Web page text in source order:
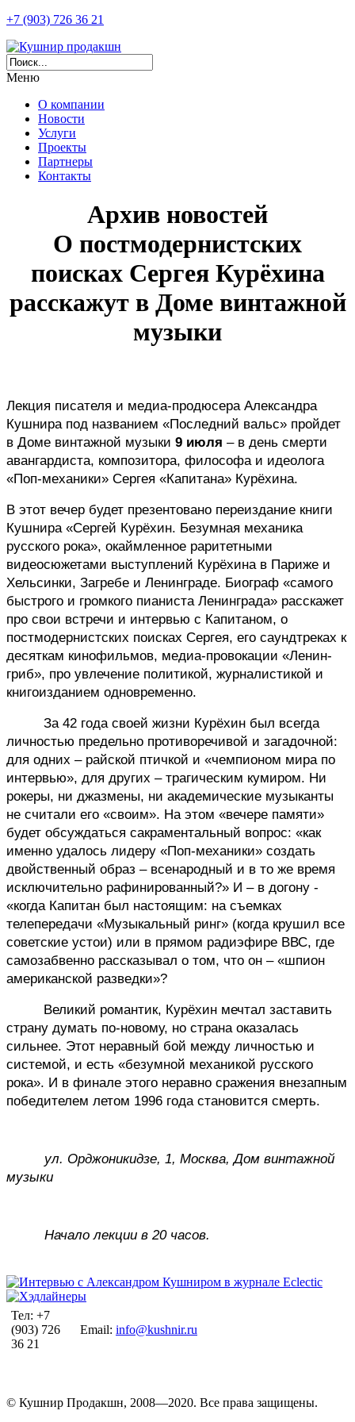
+7 (903) 726 36 21
Меню
О компании
Новости
Услуги
Проекты
Партнеры
Контакты
Архив новостей
О постмодернистских
поисках Сергея Курёхина
расскажут в Доме винтажной
музыки
Лекция писателя и медиа-продюсера Александра
Кушнира под названием «Последний вальс» пройдет
в Доме винтажной музыки 9 июля – в день смерти
авангардиста, композитора, философа и идеолога
«Поп-механики» Сергея «Капитана» Курёхина.
В этот вечер будет презентовано переиздание книги
Кушнира «Сергей Курёхин. Безумная механика
русского рока», окаймленное раритетными
видеосюжетами выступлений Курёхина в Париже и
Хельсинки, Загребе и Ленинграде. Биограф «самого
быстрого и громкого пианиста Ленинграда» расскажет
про свои встречи и интервью с Капитаном, о
постмодернистских поисках Сергея, его саундтреках к
десяткам кинофильмов, медиа-провокации «Ленин-
гриб», про увлечение политикой, журналистикой и
книгоизданием одновременно.
За 42 года своей жизни Курёхин был всегда
личностью предельно противоречивой и загадочной:
для одних – райской птичкой и «чемпионом мира по
интервью», для других – трагическим кумиром. Ни
рокеры, ни джазмены, ни академические музыканты
не считали его «своим». На этом «вечере памяти»
будет обсуждаться сакраментальный вопрос: «как
именно удалось лидеру «Поп-механики» создать
двойственный образ – всенародный и в то же время
исключительно рафинированный?» И – в догону -
«когда Капитан был настоящим: на съемках
телепередачи «Музыкальный ринг» (когда крушил все
советские устои) или в прямом радиэфире ВВС, где
самозабвенно рассказывал о том, что он – «шпион
американской разведки»?
Великий романтик, Курёхин мечтал заставить
страну думать по-новому, но страна оказалась
сильнее. Этот неравный бой между личностью и
системой, и есть «безумной механикой русского
рока». И в финале этого неравно сражения внезапным
победителем летом 1996 года становится смерть.
ул. Орджоникидзе, 1, Москва, Дом винтажной
музыки
Начало лекции в 20 часов.
Тел: +7
(903) 726
36 21
Email: info@kushnir.ru
© Кушнир Продакшн, 2008—2020. Все права защищены.